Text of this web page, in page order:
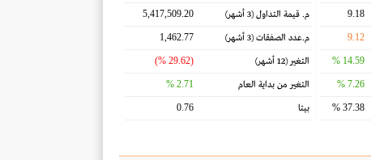
9.18
9.12
14.59 %
7.26 %
37.38 %
م. قيمة التداول(3 أشهر) 5,417,509.20
م.عدد الصفقات(3 أشهر) 1,462.77
التغير(12 أشهر) (29.62 %)
التغير من بداية العام 2.71 %
بيتا 0.76